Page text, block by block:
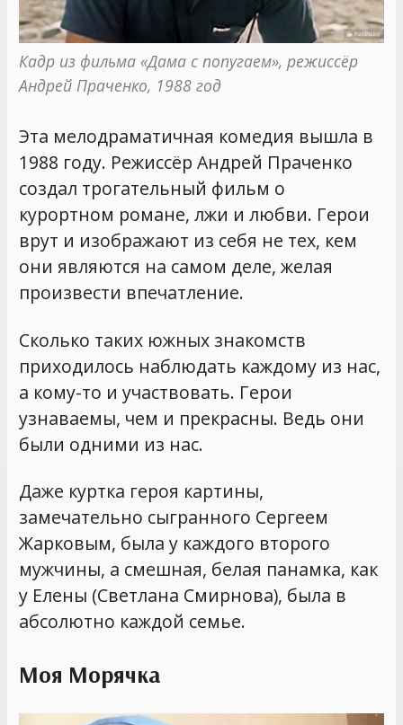
Кадр из фильма «Дама с попугаем», режиссёр
Андрей Праченко, 1988 год
Эта мелодраматичная комедия вышла в
1988 году. Режиссёр Андрей Праченко
создал трогательный фильм о
курортном романе, лжи и любви. Герои
врут и изображают из себя не тех, кем
они являются на самом деле, желая
произвести впечатление.
Сколько таких южных знакомств
приходилось наблюдать каждому из нас,
а кому-то и участвовать. Герои
узнаваемы, чем и прекрасны. Ведь они
были одними из нас.
Даже куртка героя картины,
замечательно сыгранного Сергеем
Жарковым, была у каждого второго
мужчины, а смешная, белая панамка, как
у Елены (Светлана Смирнова), была в
абсолютно каждой семье.
Моя Морячка